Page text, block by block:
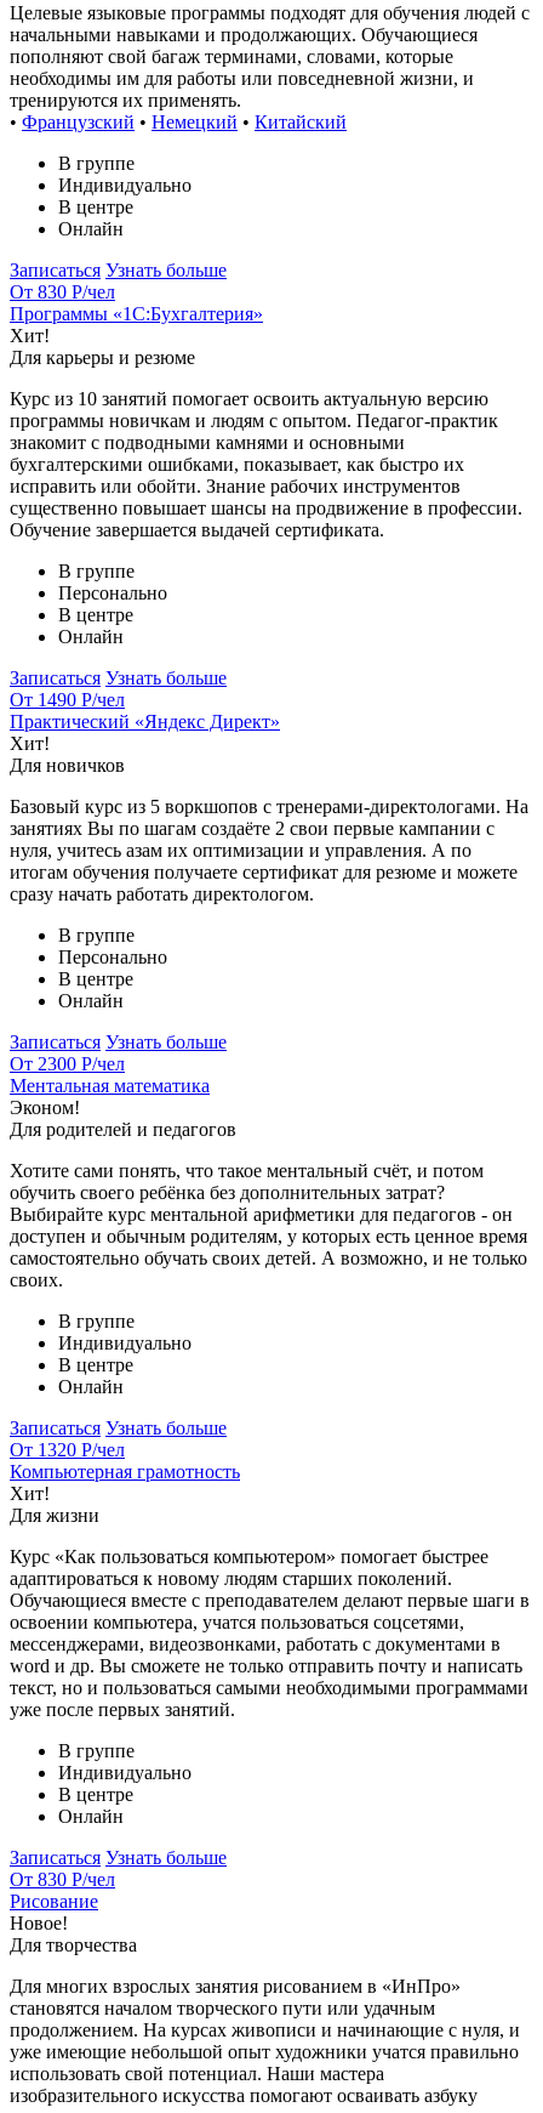
Целевые языковые программы подходят для обучения людей с
начальными навыками и продолжающих. Обучающиеся
пополняют свой багаж терминами, словами, которые
необходимы им для работы или повседневной жизни, и
тренируются их применять.
• Французский • Немецкий • Китайский
В группе
Индивидуально
В центре
Онлайн
Записаться Узнать больше
От 830 Р/чел
Программы «1С:Бухгалтерия»
Хит!
Для карьеры и резюме
Курс из 10 занятий помогает освоить актуальную версию
программы новичкам и людям с опытом. Педагог-практик
знакомит с подводными камнями и основными
бухгалтерскими ошибками, показывает, как быстро их
исправить или обойти. Знание рабочих инструментов
существенно повышает шансы на продвижение в профессии.
Обучение завершается выдачей сертификата.
В группе
Персонально
В центре
Онлайн
Записаться Узнать больше
От 1490 Р/чел
Практический «Яндекс Директ»
Хит!
Для новичков
Базовый курс из 5 воркшопов с тренерами-директологами. На
занятиях Вы по шагам создаёте 2 свои первые кампании с
нуля, учитесь азам их оптимизации и управления. А по
итогам обучения получаете сертификат для резюме и можете
сразу начать работать директологом.
В группе
Персонально
В центре
Онлайн
Записаться Узнать больше
От 2300 Р/чел
Ментальная математика
Эконом!
Для родителей и педагогов
Хотите сами понять, что такое ментальный счёт, и потом
обучить своего ребёнка без дополнительных затрат?
Выбирайте курс ментальной арифметики для педагогов - он
доступен и обычным родителям, у которых есть ценное время
самостоятельно обучать своих детей. А возможно, и не только
своих.
В группе
Индивидуально
В центре
Онлайн
Записаться Узнать больше
От 1320 Р/чел
Компьютерная грамотность
Хит!
Для жизни
Курс «Как пользоваться компьютером» помогает быстрее
адаптироваться к новому людям старших поколений.
Обучающиеся вместе с преподавателем делают первые шаги в
освоении компьютера, учатся пользоваться соцсетями,
мессенджерами, видеозвонками, работать с документами в
word и др. Вы сможете не только отправить почту и написать
текст, но и пользоваться самыми необходимыми программами
уже после первых занятий.
В группе
Индивидуально
В центре
Онлайн
Записаться Узнать больше
От 830 Р/чел
Рисование
Новое!
Для творчества
Для многих взрослых занятия рисованием в «ИнПро»
становятся началом творческого пути или удачным
продолжением. На курсах живописи и начинающие с нуля, и
уже имеющие небольшой опыт художники учатся правильно
использовать свой потенциал. Наши мастера
изобразительного искусства помогают осваивать азбуку